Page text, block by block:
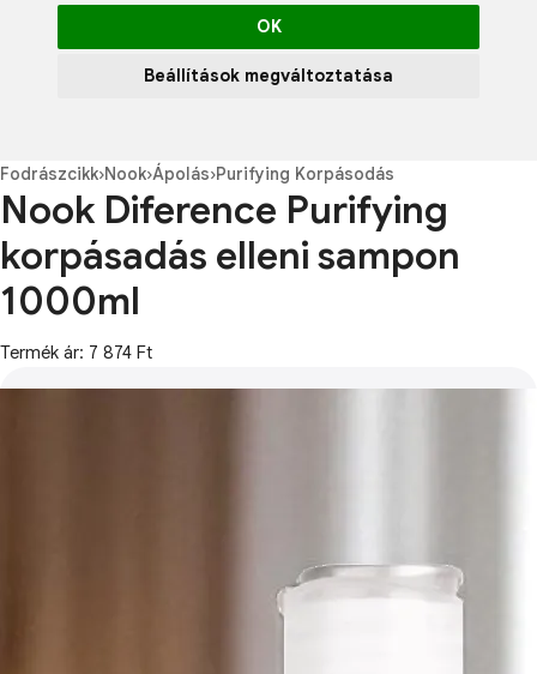
OK
Beállítások megváltoztatása
Blog
Fodrászcikk›Nook›Ápolás›Purifying Korpásodás
Nook Diference Purifying
korpásadás elleni sampon
1000ml
Termék ár: 7 874 Ft